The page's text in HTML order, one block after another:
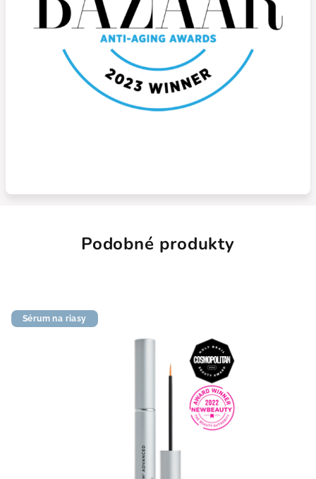
Podobné produkty
Sérum na riasy